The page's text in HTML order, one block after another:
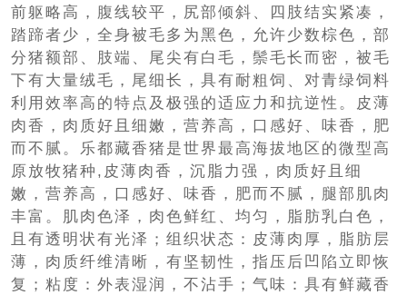
前躯略高，腹线较平，尻部倾斜、四肢结实紧凑，
踏蹄者少，全身被毛多为黑色，允许少数棕色，部
分猪额部、肢端、尾尖有白毛，鬃毛长而密，被毛
下有大量绒毛，尾细长，具有耐粗饲、对青绿饲料
利用效率高的特点及极强的适应力和抗逆性。皮薄
肉香，肉质好且细嫩，营养高，口感好、味香，肥
而不腻。乐都藏香猪是世界最高海拔地区的微型高
原放牧猪种,皮薄肉香，沉脂力强，肉质好且细
嫩，营养高，口感好、味香，肥而不腻，腿部肌肉
丰富。肌肉色泽，肉色鲜红、均匀，脂肪乳白色，
且有透明状有光泽；组织状态：皮薄肉厚，脂肪层
薄，肉质纤维清晰，有坚韧性，指压后凹陷立即恢
复；粘度：外表湿润，不沾手；气味：具有鲜藏香